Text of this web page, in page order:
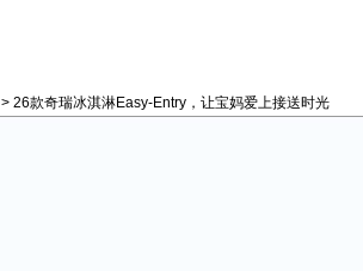
> 26款奇瑞冰淇淋Easy-Entry，让宝妈爱上接送时光